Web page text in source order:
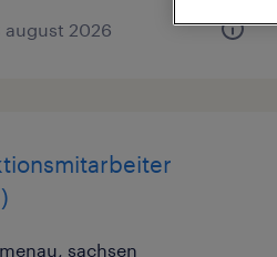
august 2026
sachsen